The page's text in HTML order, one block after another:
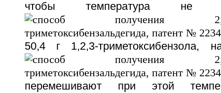
чтобы температура не
50,4 г 1,2,3-триметоксибензола,
перемешивают при этой